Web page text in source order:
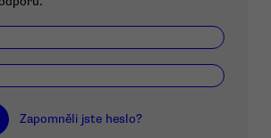
Zapomněli jste heslo?